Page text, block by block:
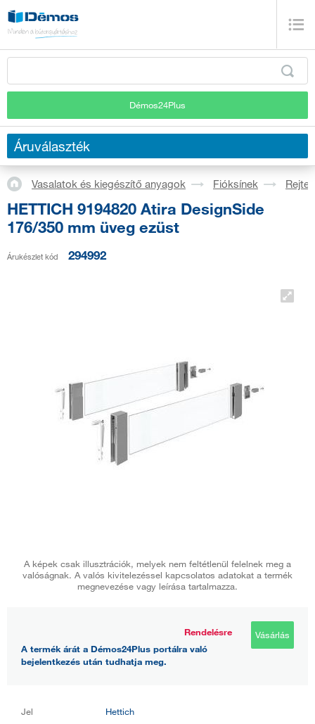
Démos24Plus
Áruválaszték
Vasalatok és kiegészítő anyagok Fióksínek
HETTICH 9194820 Atira DesignSide
176/350 mm üveg ezüst
Árukészlet kód 294992
A képek csak illusztrációk, melyek nem feltétlenül felelnek meg a
valóságnak. A valós kivitelezéssel kapcsolatos adatokat a termék
megnevezése vagy leírása tartalmazza.
Rendelésre
A termék árát a Démos24Plus portálra való
bejelentkezés után tudhatja meg.
Vásárlás
Jel
Hettich